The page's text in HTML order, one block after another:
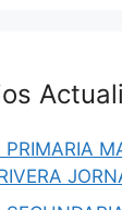
2026:
III-E
PRIMARIA